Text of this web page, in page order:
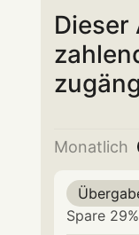
Monatlich
Spare